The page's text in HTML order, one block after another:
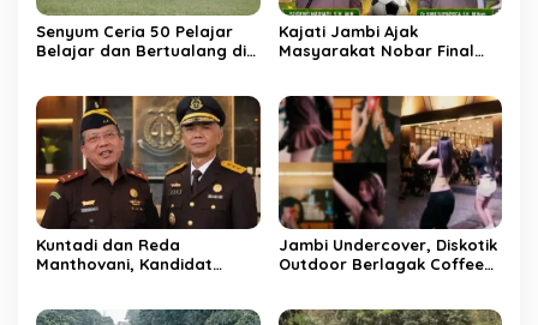
Senyum Ceria 50 Pelajar
Belajar dan Bertualang di
Kajati Jambi Ajak
Masyarakat Nobar Final
Lho”
Kuntadi dan Reda
Manthovani, Kandidat
Adhyaksa
Jambi Undercover, Diskotik
Outdoor Berlagak Coffee